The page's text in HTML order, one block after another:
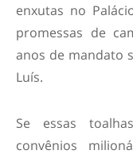
enxutas no
promessas de
anos de mandato
Luís.
Se essas
convênios